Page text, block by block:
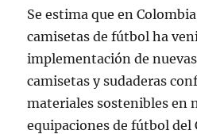
Se estima que en
camisetas de fútbol ha
implementación de
camisetas y sudaderas
materiales sostenibles en
equipaciones de fútbol del